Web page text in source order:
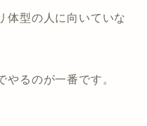
体型の人に向いていな
やるのが一番です。